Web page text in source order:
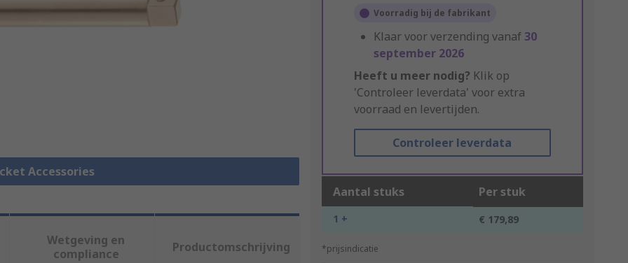
Accessories
Voorradig bij de fabrikant
Klaar voor verzending vanaf30
september 2026
Heeft u meer nodig? Klik op
'Controleer leverdata' voor extra
voorraad en levertijden.
Controleer leverdata
Aantal stuks Per stuk
1 + € 179,89
*prijsindicatie
Wetgeving en
compliance
Productomschrijving